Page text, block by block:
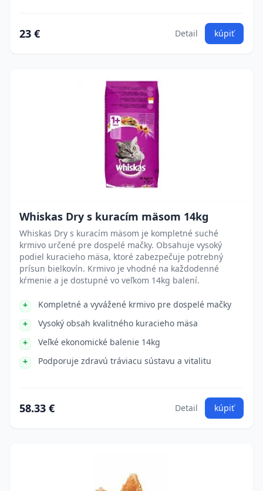
23 € Detail kúpiť
Whiskas Dry s kuracím mäsom 14kg
Whiskas Dry s kuracím mäsom je kompletné suché
krmivo určené pre dospelé mačky. Obsahuje vysoký
podiel kuracieho mäsa, ktoré zabezpečuje potrebný
prísun bielkovín. Krmivo je vhodné na každodenné
kŕmenie a je dostupné vo veľkom 14kg balení.
Kompletné a vyvážené krmivo pre dospelé mačky
Vysoký obsah kvalitného kuracieho mäsa
Veľké ekonomické balenie 14kg
Podporuje zdravú tráviacu sústavu a vitalitu
58.33 € Detail kúpiť